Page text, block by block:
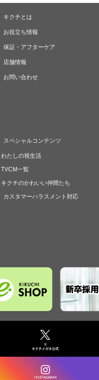
キクチとは
お役立ち情報
保証・アフターケア
店舗情報
お問い合わせ
スペシャルコンテンツ
わたしの視生活
TVCM一覧
キクチのかわいい仲間たち
カスタマーハラスメント対応
X
キクチメガネ公式
INSTAGRAM